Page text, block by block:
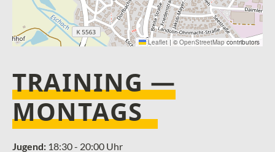
Leaflet | © OpenStreetMap contributors
TRAINING —
MONTAGS
Jugend: 18:30 - 20:00 Uhr